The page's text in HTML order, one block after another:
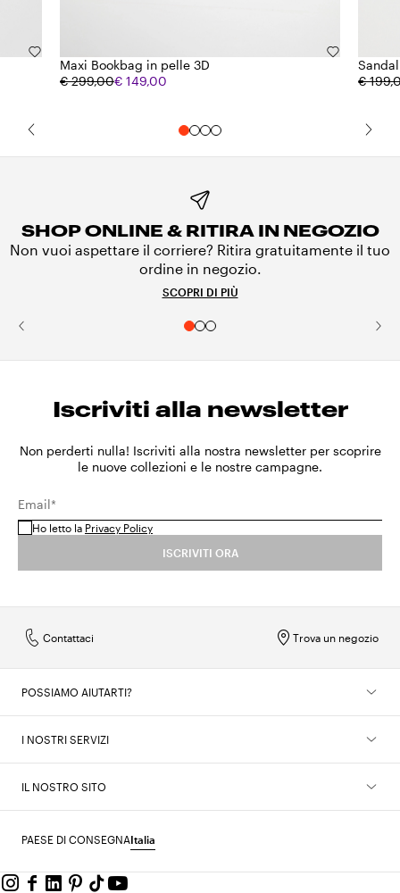
Maxi Bookbag in pelle 3D
€ 299,00€ 149,00
€
SHOP ONLINE & RITIRA IN NEGOZIO
Non vuoi aspettare il corriere? Ritira gratuitamente il tuo
ordine in negozio.
SCOPRI DI PIÙ
Iscriviti alla newsletter
Non perderti nulla! Iscriviti alla nostra newsletter per scoprire
le nuove collezioni e le nostre campagne.
Email*
Ho letto la Privacy Policy
ISCRIVITI ORA
Trova un negozio
Contattaci
POSSIAMO AIUTARTI?
I NOSTRI SERVIZI
IL NOSTRO SITO
PAESE DI CONSEGNAItalia